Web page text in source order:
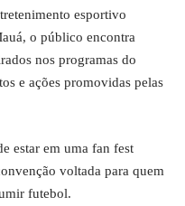
esportivo
o público encontra
nos programas do
e ações promovidas pelas
estar em uma fan fest
voltada para quem
futebol.